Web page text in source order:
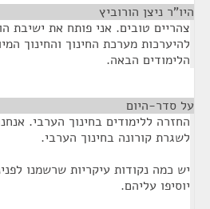
היו"ר ניצן הורוביץ
צהריים טובים. אני פותח את ישיבת
להיערכות מערכת החינוך והחינוך
הלימודים הבאה.
על סדר-היום
החזרה ללימודים בחינוך הערבי.
לשגרת קורונה בחינוך הערבי.
יש כמה נקודות עיקריות שרשמנו
יוסיפו עליהם.